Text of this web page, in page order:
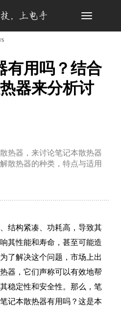
Toggle
有用吗？结合
器来分析讨
热器，来讨论笔记本散热器
散热器的种类，特点与适用
结构紧凑、功耗高，导致其
其性能和寿命，甚至可能造
了解决这个问题，市场上出
器，它们声称可以有效地帮
稳定性和安全性。那么，笔
记本散热器有用吗？这是本